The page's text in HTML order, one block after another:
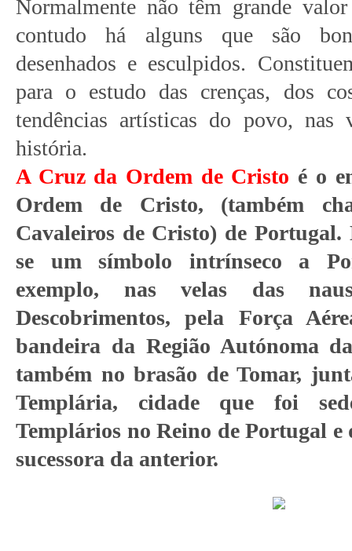
Normalmente não têm grande
contudo há alguns que são
desenhados e esculpidos.
para o estudo das crenças, dos
tendências artísticas do povo, nas
história.
A Cruz da Ordem de Cristo é o
Ordem de Cristo, (também
Cavaleiros de Cristo) de Portugal.
se um símbolo intrínseco a
exemplo, nas velas das
Descobrimentos, pela Força
bandeira da Região Autónoma
também no brasão de Tomar,
Templária, cidade que foi
Templários no Reino de Portugal
sucessora da anterior.